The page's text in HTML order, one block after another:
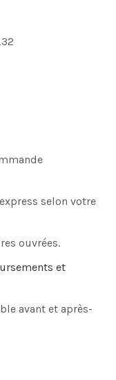
selon votre
ouvrées.
et
avant et après-